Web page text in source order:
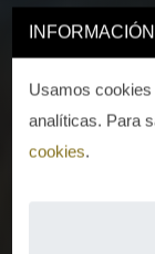
Usamos
analíticas. Para
cookies.